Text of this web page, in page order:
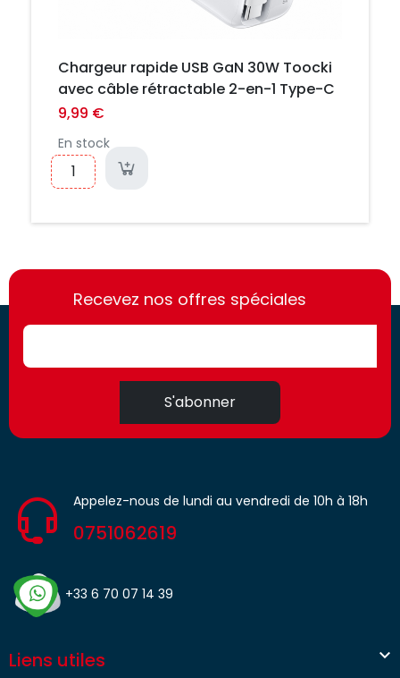
Chargeur rapide USB GaN 30W Toocki
avec câble rétractable 2-en-1 Type-C
9,99 €
En stock
https://france-
access.fr
https://france-
access.fr
Recevez nos offres spéciales
S'abonner
Appelez-nous de lundi au vendredi de 10h à 18h
0751062619
+33 6 70 07 14 39
Liens utiles 